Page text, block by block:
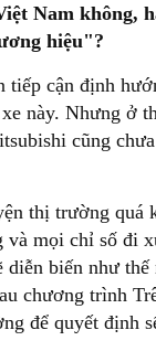
Nam không,
hiệu"?
tiếp cận định
này. Nhưng ở
cũng
thị trường quá
và mọi chỉ số đi
biến như thế
chương trình
để quyết định